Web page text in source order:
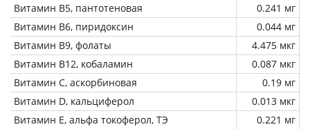
Витамин В5, пантотеновая
0.241 мг
Витамин В6, пиридоксин
0.044 мг
Витамин В9, фолаты
4.475 мкг
Витамин В12, кобаламин
0.087 мкг
Витамин C, аскорбиновая
0.19 мг
Витамин D, кальциферол
0.013 мкг
Витамин Е, альфа токоферол, ТЭ
0.221 мг